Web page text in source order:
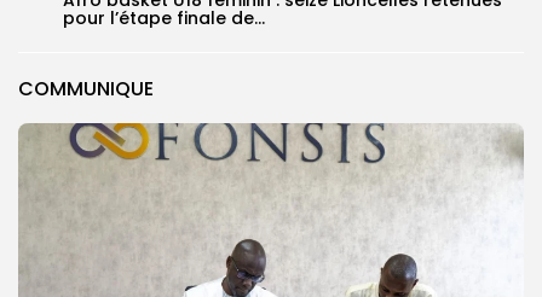
COMMUNIQUE
pour l’étape finale de...